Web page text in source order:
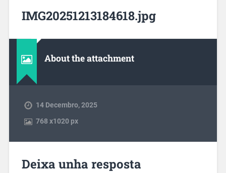
IMG20251213184618.jpg
About the attachment
14 Decembro, 2025
768x1020 px
Deixa unha resposta